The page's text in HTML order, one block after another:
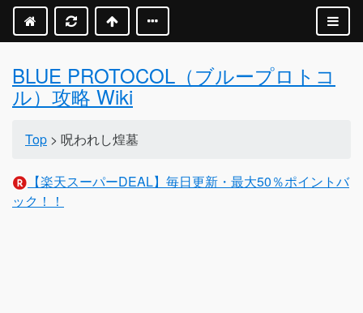
BLUE PROTOCOL（ブループロトコ
ル）攻略 Wiki
Top > 呪われし煌墓
【楽天スーパーDEAL】毎日更新・最大50％ポイントバ
ック！！